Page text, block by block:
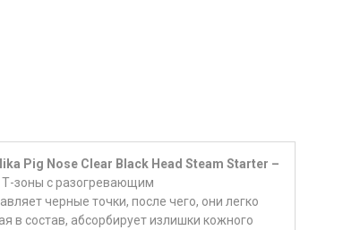
Pig Nose Clear Black Head Steam Starter –
зоны с разогревающим
черные точки, после чего, они легко
в состав, абсорбирует излишки кожного